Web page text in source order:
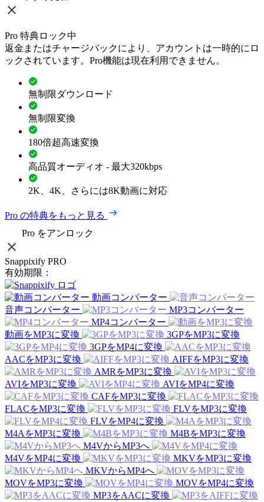
Pro 特典ロック中
返金またはチャージバックにより、アカウントは一時的にロ
ックされています。Pro機能は現在利用できません。
無制限ダウンロード
無制限変換
180倍超高速変換
高品質オーディオ - 最大320kbps
2K、4K、さらには8K動画に対応
Pro の特典をもっと見る
Pro をアンロック
Snappixify PRO
有効期限：
動画コンバーター
音声コンバーター
MP3コンバーター
MP4コンバーター
動画をMP3に変換
3GPをMP3に変換
3GPをMP4に変換
AACをMP3に変換
AIFFをMP3に変換
AMRをMP3に変換
AVIをMP3に変換
AVIをMP4に変換
CAFをMP3に変換
FLACをMP3に変換
FLVをMP3に変換
FLVをMP4に変換
M4AをMP3に変換
M4BをMP3に変換
M4VからMP3へ
M4VをMP4に変換
MKVをMP3に変換
MKVからMP4へ
MOVをMP3に変換
MOVをMP4に変換
MP3をAACに変換